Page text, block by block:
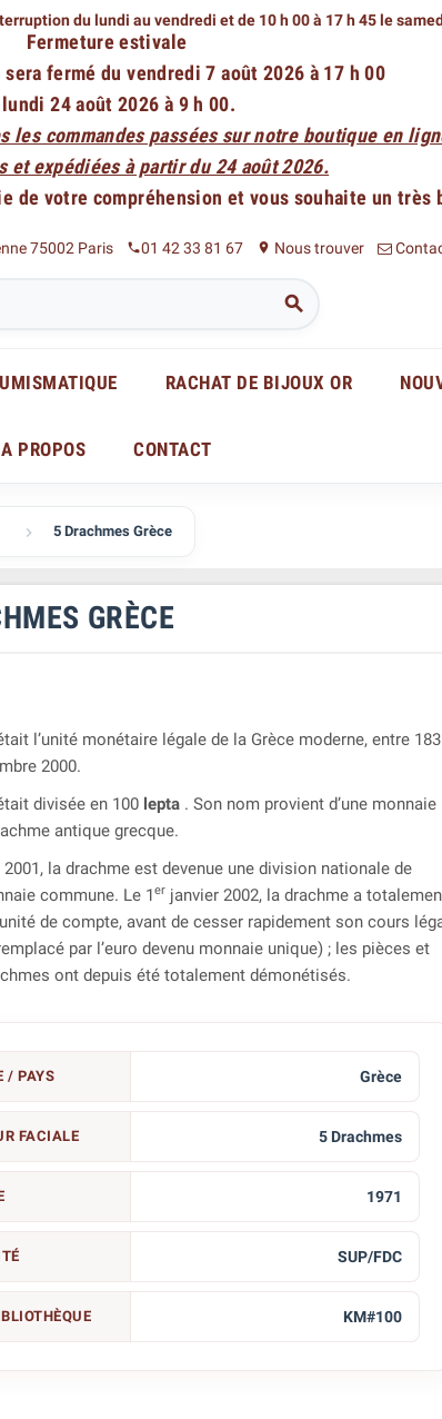
du lundi au vendredi et de 10 h 00 à 17 h 45 le
Fermeture estivale
fermé du vendredi 7 août 2026 à 17 h 00
24 août 2026 à 9 h 00.
les commandes passées sur notre boutique en
et expédiées à partir du 24 août 2026.
de votre compréhension et vous souhaite un très
75002 Paris phone01 42 33 81 67 place Nous trouver

RACHAT DE BIJOUX OR
A PROPOS CONTACT
 5 Drachmes Grèce
GRÈCE
l’unité monétaire légale de la Grèce moderne, entre
2000.
divisée en 100 lepta . Son nom provient d’une monnaie
antique grecque.
2001, la drachme est devenue une division nationale de
commune. Le 1er janvier 2002, la drachme a
de compte, avant de cesser rapidement son cours
par l’euro devenu monnaie unique) ; les pièces et
ont depuis été totalement démonétisés.
/ PAYS Grèce
FACIALE 5 Drachmes
1971
SUP/FDC
KM#100